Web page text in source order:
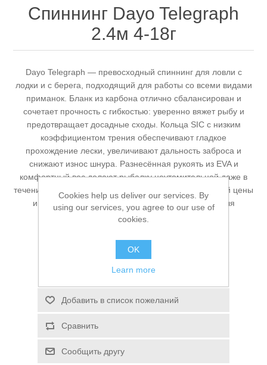
Туризм и Активный отдых
Спиннинг Dayo Telegraph
2.4м 4-18г
Dayo Telegraph — превосходный спиннинг для ловли с
лодки и с берега, подходящий для работы со всеми видами
приманок. Бланк из карбона отлично сбалансирован и
сочетает прочность с гибкостью: уверенно вяжет рыбу и
предотвращает досадные сходы. Кольца SIC с низким
коэффициентом трения обеспечивают гладкое
прохождение лески, увеличивают дальность заброса и
снижают износ шнура. Разнесённая рукоять из EVA и
комфортный вес делают рыбалку неутомительной даже в
течение долгих часов. Отличное сочетание бюджетной цены
и достойного качества — идеальный выбор как для
опытных, так и для начинающих рыболовов.
Доступно: Нет в наличии
Звоните, чтобы узнать цену
Добавить в список пожеланий
Сравнить
Сообщить другу
Cookies help us deliver our services. By
using our services, you agree to our use of
cookies.
OK
Learn more